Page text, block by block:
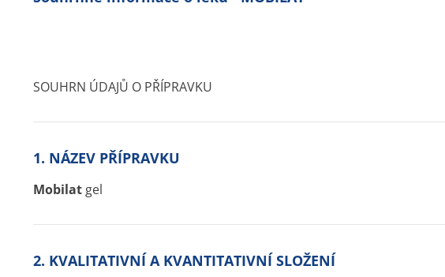
SOUHRN ÚDAJŮ O PŘÍPRAVKU
1. NÁZEV PŘÍPRAVKU
Mobilat gel
2. KVALITATIVNÍ A KVANTITATIVNÍ SLOŽENÍ